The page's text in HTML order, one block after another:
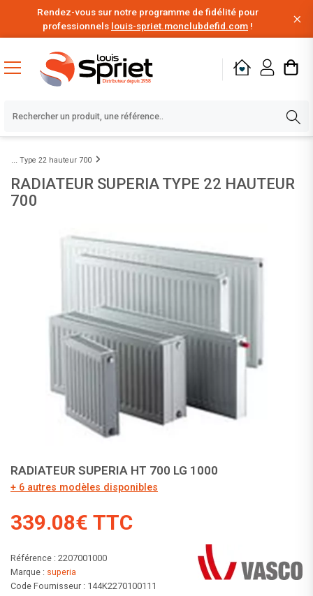
Rendez-vous sur notre programme de fidélité pour
professionnels louis-spriet.monclubdefid.com !
Type 22 hauteur 700
RADIATEUR SUPERIA TYPE 22 HAUTEUR
700
RADIATEUR SUPERIA HT 700 LG 1000
+ 6 autres modèles disponibles
339.08€ TTC
Référence : 2207001000
Marque : superia
Code Fournisseur : 144K2270100111